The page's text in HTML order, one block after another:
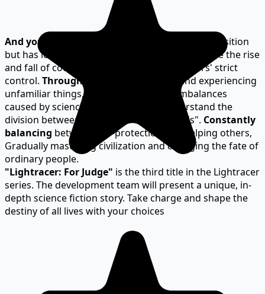
And you
, an Aeternus Judge who holds a high position
but has lost all the memories, You can determine the rise
and fall of countless lives but under superiors' strict
control. Through
meeting new people and experiencing
unfamiliar things, You will witness the imbalances
caused by science and technology, Understand the
division between "Aeternus" and "Mortalis". Constantly
balancing between self-protection and helping others,
Gradually mastering civilization and changing the fate of
ordinary people.
"Lightracer: For Judge" is the third title in the Lightracer
series. The development team will present a unique, in-
depth science fiction story. Take charge and shape the
destiny of all lives with your choices